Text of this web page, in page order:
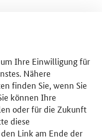
Ihre Einwilligung für
Nähere
finden Sie, wenn Sie
können Ihre
oder für die Zukunft
diese
Link am Ende der